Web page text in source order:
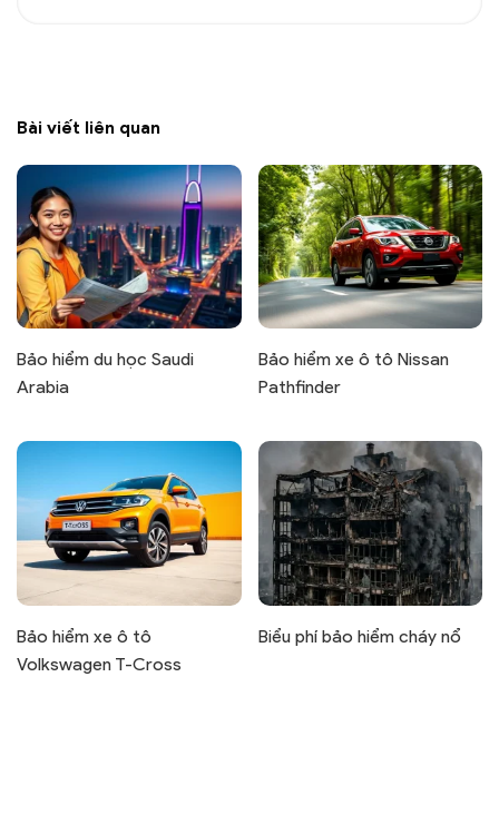
Bài viết liên quan
Bảo hiểm du học Saudi
Arabia
Bảo hiểm xe ô tô Nissan
Pathfinder
Bảo hiểm xe ô tô
Volkswagen T-Cross
Biểu phí bảo hiểm cháy nổ